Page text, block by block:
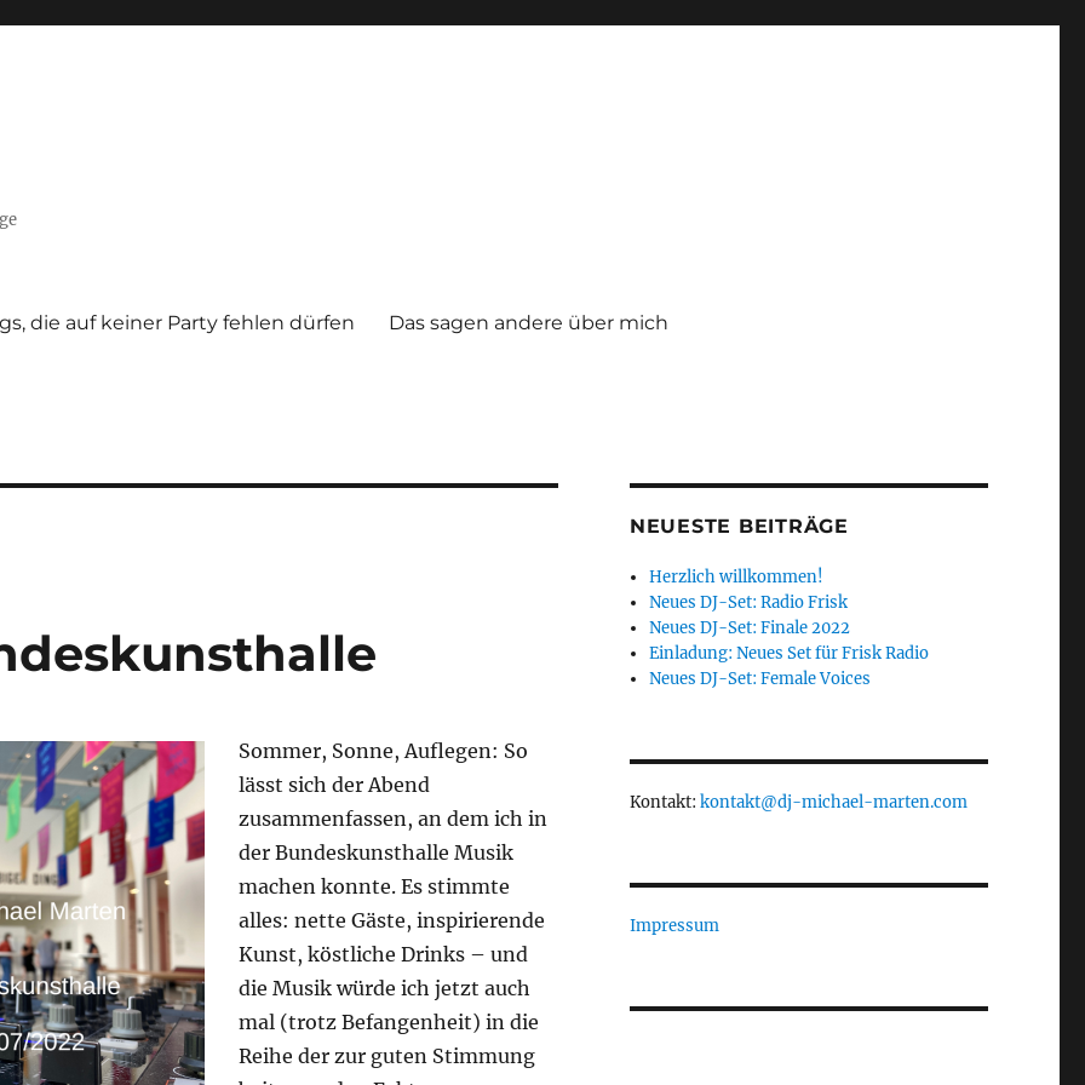
die auf keiner Party fehlen dürfen Das sagen andere über mich
Sommer, Sonne, Auflegen: So
lässt sich der Abend
zusammenfassen, an dem ich in
der Bundeskunsthalle Musik
machen konnte. Es stimmte
alles: nette Gäste, inspirierende
Kunst, köstliche Drinks – und
die Musik würde ich jetzt auch
mal (trotz Befangenheit) in die
Reihe der zur guten Stimmung
NEUESTE BEITRÄGE
Herzlich willkommen!
Neues DJ-Set: Radio Frisk
Neues DJ-Set: Finale 2022
Einladung: Neues Set für Frisk Radio
Neues DJ-Set: Female Voices
Kontakt: kontakt@dj-michael-marten.com
Impressum